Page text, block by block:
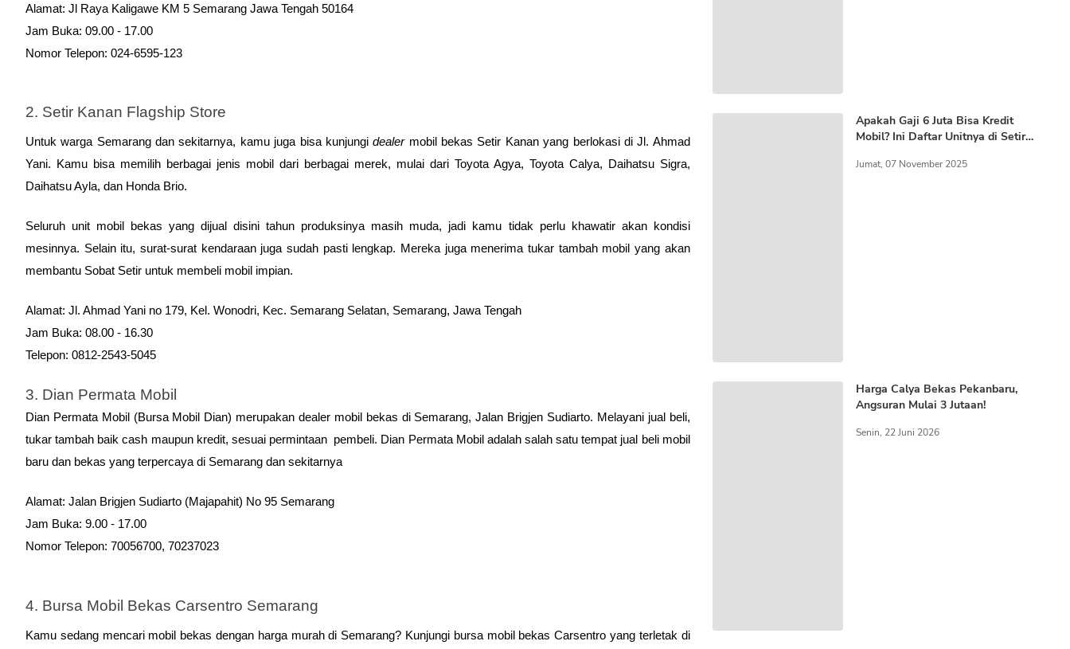
Alamat: Jl Raya Kaligawe KM 5 Semarang Jawa Tengah 50164
Jam Buka: 09.00 - 17.00
Nomor Telepon: 024-6595-123
2. Setir Kanan Flagship Store
Untuk warga Semarang dan sekitarnya, kamu juga bisa kunjungi dealer mobil bekas Setir Kanan yang berlokasi di Jl. Ahmad
Yani. Kamu bisa memilih berbagai jenis mobil dari berbagai merek, mulai dari Toyota Agya, Toyota Calya, Daihatsu Sigra,
Daihatsu Ayla, dan Honda Brio.
Seluruh unit mobil bekas yang dijual disini tahun produksinya masih muda, jadi kamu tidak perlu khawatir akan kondisi
mesinnya. Selain itu, surat-surat kendaraan juga sudah pasti lengkap. Mereka juga menerima tukar tambah mobil yang akan
membantu Sobat Setir untuk membeli mobil impian.
Alamat: Jl. Ahmad Yani no 179, Kel. Wonodri, Kec. Semarang Selatan, Semarang, Jawa Tengah
Jam Buka: 08.00 - 16.30
Telepon: 0812-2543-5045
3. Dian Permata Mobil
Dian Permata Mobil (Bursa Mobil Dian) merupakan dealer mobil bekas di Semarang, Jalan Brigjen Sudiarto. Melayani jual beli,
tukar tambah baik cash maupun kredit, sesuai permintaan  pembeli. Dian Permata Mobil adalah salah satu tempat jual beli mobil
baru dan bekas yang terpercaya di Semarang dan sekitarnya
Alamat: Jalan Brigjen Sudiarto (Majapahit) No 95 Semarang
Jam Buka: 9.00 - 17.00
Nomor Telepon: 70056700, 70237023
4. Bursa Mobil Bekas Carsentro Semarang
Kamu sedang mencari mobil bekas dengan harga murah di Semarang? Kunjungi bursa mobil bekas Carsentro yang terletak di
Apakah Gaji 6 Juta Bisa Kredit
Mobil? Ini Daftar Unitnya di Setir
Jumat, 07 November 2025
Harga Calya Bekas Pekanbaru,
Angsuran Mulai 3 Jutaan!
Senin, 22 Juni 2026